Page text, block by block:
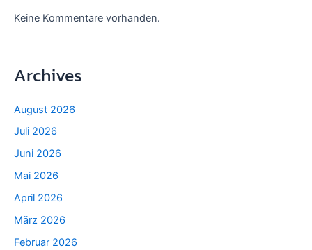
Keine Kommentare vorhanden.
Archives
August 2026
Juli 2026
Juni 2026
Mai 2026
April 2026
März 2026
Februar 2026